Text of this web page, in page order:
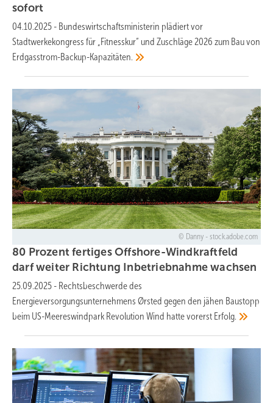
sofort
04.10.2025 - Bundeswirtschaftsministerin plädiert vor
Stadtwerkekongress für „Fitnesskur“ und Zuschläge 2026 zum Bau von
Erdgasstrom-Backup-Kapazitäten.
Danny - stock.adobe.com
80 Prozent fertiges Offshore-Windkraftfeld
darf weiter Richtung Inbetriebnahmewachsen
25.09.2025 - Rechtsbeschwerde des
Energieversorgungsunternehmens Ørsted gegen den jähen Baustopp
beim US-Meereswindpark Revolution Wind hatte vorerst Erfolg.